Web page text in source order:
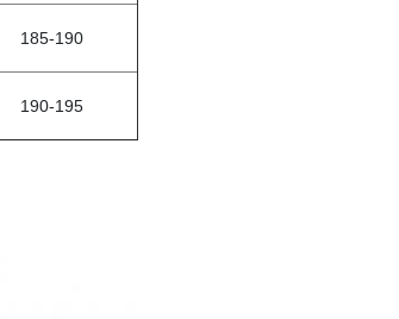
185-190
190-195